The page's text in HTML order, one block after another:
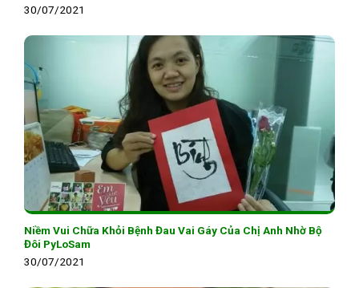
30/07/2021
Niềm Vui Chữa Khỏi Bệnh Đau Vai Gáy Của Chị Anh Nhờ Bộ
Đôi PyLoSam
30/07/2021